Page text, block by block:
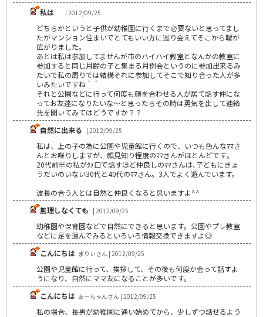
私は
| 2012/09/25
どちらかというと子供が幼稚園に行くまで必要ないと思ってまし
たがマンション住まいでとてもいい方に巡り会えてそこから輪が
広がりました。
あとは私は参加してませんが市のハイハイ教室となんかの教室に
参加すると同じ月齢の子と集まる月例会というのに参加出来るみ
たいで私の周りでは結構それに参加してそこで知り合った人が多
いみたいですね＾＾
それと公園などに行って何度も顔を合わせる人が居て話す仲にな
ってお友達になりたいな～と思ったらその時は勇気を出して連絡
先を聞いてみてはどうですか？？
自然に出来る | 2012/09/25
私は、上の子の為に公園や児童館に行くので、いつも色んなﾏﾏさ
んとお喋りしますが、顔見知り程度のﾏﾏさんがほとんどです｡
20代前半の私がﾀﾒ口で話すほど仲良しのﾏﾏさんは､子どもにきょ
うだいのいない30代と40代のﾏﾏさん。3人でよく遊んでいます。
波長の合う人とは自然と仲良くなると思いますよ^^
無理しなくても | 2012/09/25
幼稚園や保育園などで自然にできると思います。公園やプレ教室
などに足を運んでみるといろいろ情報交換できますよ◎
こんにちは まりぃさん | 2012/09/25
公園や児童館に行って、挨拶して、その後も何度か会って話すよ
うになり、自然にママ友になることが多いです。
こんにちは あーちゃんさん | 2012/09/25
私の場合、長男が幼稚園に通い始めてから、少しずつ話せるよう